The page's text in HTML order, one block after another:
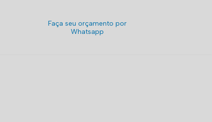
Faça seu orçamento por
Whatsapp